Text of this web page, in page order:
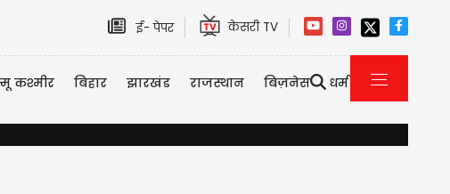
ई- पेपर केसरी TV
कश्मीर बिहार झारखंड राजस्थान बिज़नेस धर्म